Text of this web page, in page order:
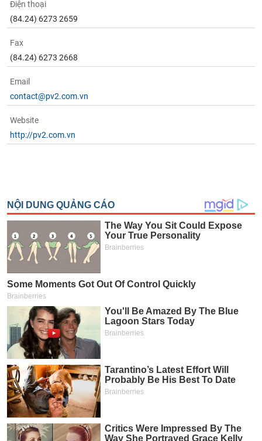
Điện thoại
(84.24) 6273 2659
Fax
(84.24) 6273 2668
Email
contact@pv2.com.vn
Website
http://pv2.com.vn